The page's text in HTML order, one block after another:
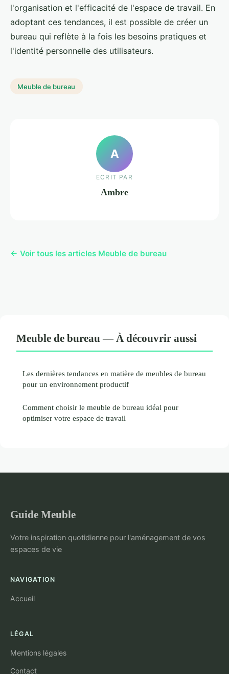
l'organisation et l'efficacité de l'espace de travail. En
adoptant ces tendances, il est possible de créer un
bureau qui reflète à la fois les besoins pratiques et
l'identité personnelle des utilisateurs.
Meuble de bureau
A
ECRIT PAR
Ambre
← Voir tous les articles Meuble de bureau
Meuble de bureau — À découvrir aussi
Les dernières tendances en matière de meubles de bureau
pour un environnement productif
Comment choisir le meuble de bureau idéal pour
optimiser votre espace de travail
Guide Meuble
Votre inspiration quotidienne pour l'aménagement de vos
espaces de vie
NAVIGATION
Accueil
LÉGAL
Mentions légales
Contact